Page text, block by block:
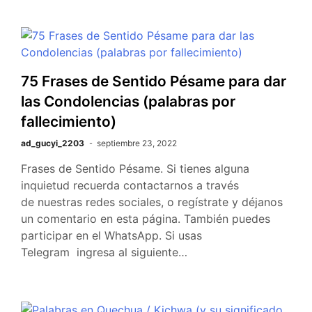
75 Frases de Sentido Pésame para dar
las Condolencias (palabras por
fallecimiento)
ad_gucyi_2203 septiembre 23, 2022
Frases de Sentido Pésame. Si tienes alguna
inquietud recuerda contactarnos a través
de nuestras redes sociales, o regístrate y déjanos
un comentario en esta página. También puedes
participar en el WhatsApp. Si usas
Telegram ingresa al siguiente…